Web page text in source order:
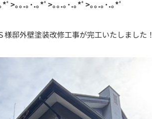
ﾟ>｡｡.｡･.｡*ﾟ>｡｡.｡･.｡*ﾟ>｡｡.｡･.｡*ﾟ
様邸外壁塗装改修工事が完工いたしました！